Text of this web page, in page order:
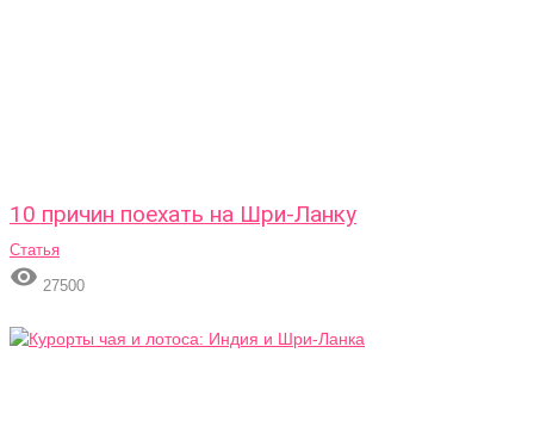
10 причин поехать на Шри-Ланку
Статья
 27500